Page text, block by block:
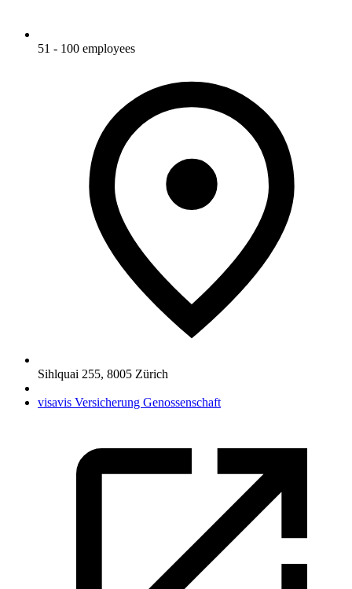
51 - 100 employees
Sihlquai 255, 8005 Zürich
visavis Versicherung Genossenschaft